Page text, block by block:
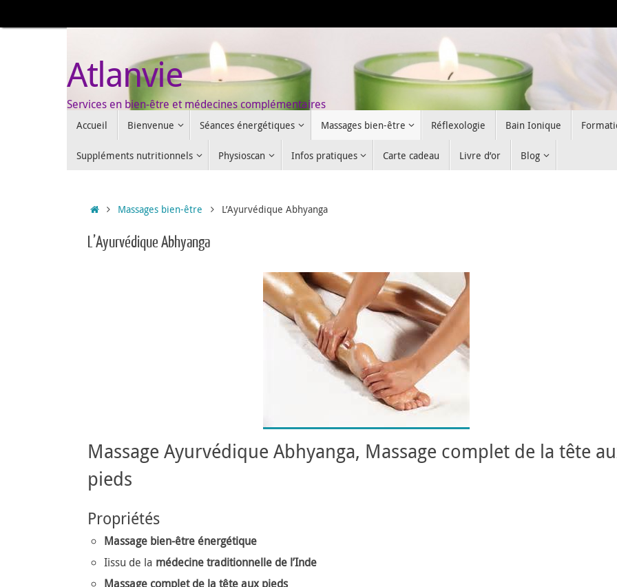
au
Atlanvie
Services en bien-être et médecines complémentaires
Accueil Bienvenue Séances énergétiques Massages bien-être Réflexologie Bain Ionique
Suppléments nutritionnels Physioscan Infos pratiques Carte cadeau Livre d’or Blog
AccueilMassages bien-être L’Ayurvédique Abhyanga
L’Ayurvédique Abhyanga
Massage Ayurvédique Abhyanga, Massage complet de la tête
pieds
Propriétés
Massage bien-être énergétique
Iissu de la médecine traditionnelle de l’Inde
Massage complet de la tête aux pieds